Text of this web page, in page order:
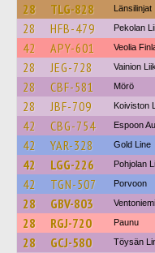
28 TLG-828 Länsilinjat
28 HFB-479 Pekolan
42 APY-601 Veolia
28 JEG-728 Vainion
28 CBF-581 Mörö
28 JBF-709 Koiviston L
42 CBG-754 Espoon
42 YAR-328 Gold Line
42 LGG-226 Pohjolan
42 TGN-507 Porvoon
28 GBV-803 Ventoniemi
28 RGJ-720 Paunu
28 GCJ-580 Töysän